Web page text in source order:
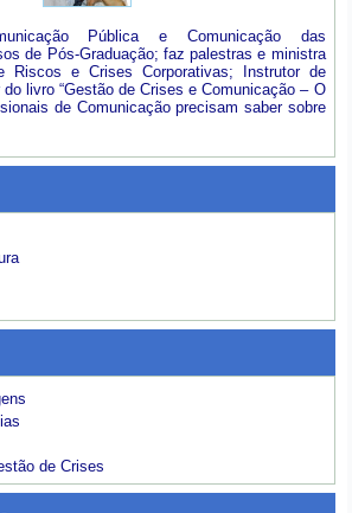
Pública e Comunicação das
de Pós-Graduação; faz palestras e ministra
Riscos e Crises Corporativas; Instrutor de
livro “Gestão de Crises e Comunicação – O
de Comunicação precisam saber sobre
de Crises